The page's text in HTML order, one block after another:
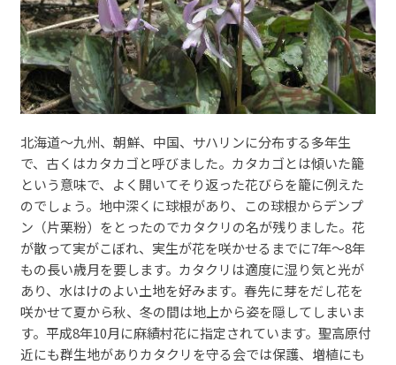
北海道～九州、朝鮮、中国、サハリンに分布する多年生
で、古くはカタカゴと呼びました。カタカゴとは傾いた籠
という意味で、よく開いてそり返った花びらを籠に例えた
のでしょう。地中深くに球根があり、この球根からデンプ
ン（片栗粉）をとったのでカタクリの名が残りました。花
が散って実がこぼれ、実生が花を咲かせるまでに7年～8年
もの長い歳月を要します。カタクリは適度に湿り気と光が
あり、水はけのよい土地を好みます。春先に芽をだし花を
咲かせて夏から秋、冬の間は地上から姿を隠してしまいま
す。平成8年10月に麻績村花に指定されています。聖高原付
近にも群生地がありカタクリを守る会では保護、増植にも